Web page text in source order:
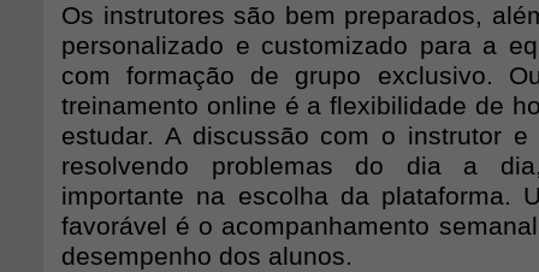
Os instrutores são bem preparados,
personalizado e customizado para a
com formação de grupo exclusivo.
treinamento online é a flexibilidade de
estudar. A discussão com o instrutor
resolvendo problemas do dia a
importante na escolha da plataforma.
favorável é o acompanhamento
desempenho dos alunos.